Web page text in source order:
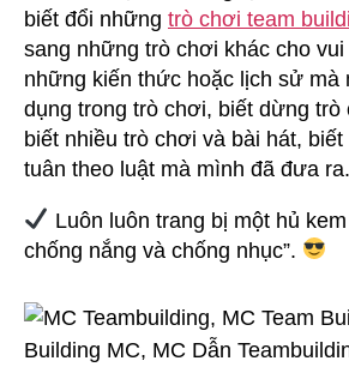
biết đổi những trò chơi team
sang những trò chơi khác cho
những kiến thức hoặc lịch sử mà
dụng trong trò chơi, biết dừng trò
biết nhiều trò chơi và bài hát,
tuân theo luật mà mình đã đưa ra.
Luôn luôn trang bị một hủ kem
chống nắng và chống nhục”.